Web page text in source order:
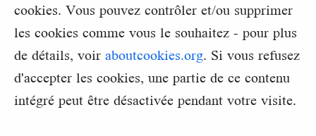
cookies. Vous pouvez contrôler et/ou supprimer
les cookies comme vous le souhaitez - pour plus
de détails, voiraboutcookies.org. Si vous refusez
d'accepter les cookies, une partie de ce contenu
intégré peut être désactivée pendant votre visite.